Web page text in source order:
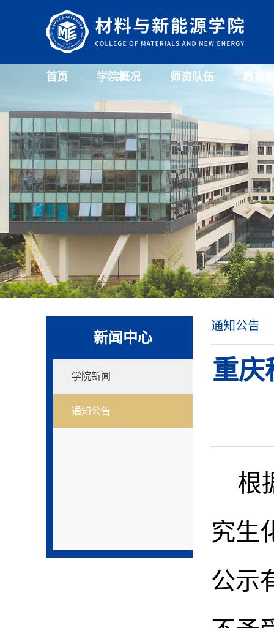
首页 学院概况 师资队伍 教育
新闻中心
学院新闻
通知公告
通知公告
重庆
根
究生
公示